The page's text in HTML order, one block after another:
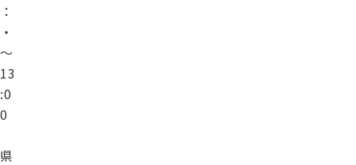
：
・
～
13
:0
0
県